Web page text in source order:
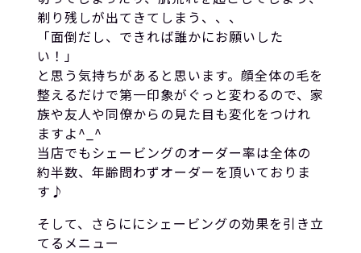
剃り残しが出てきてしまう、、、
「面倒だし、できれば誰かにお願いした
い！」
と思う気持ちがあると思います。顔全体の毛を
整えるだけで第一印象がぐっと変わるので、家
族や友人や同僚からの見た目も変化をつけれ
ますよ^_^
当店でもシェービングのオーダー率は全体の
約半数、年齢問わずオーダーを頂いておりま
す♪
そして、さらににシェービングの効果を引き立
てるメニュー